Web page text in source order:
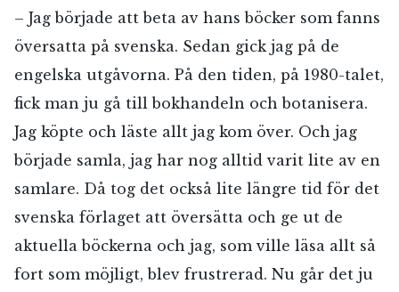
– Jag började att beta av hans böcker som fanns
översatta på svenska. Sedan gick jag på de
engelska utgåvorna. På den tiden, på 1980-talet,
fick man ju gå till bokhandeln och botanisera.
Jag köpte och läste allt jag kom över. Och jag
började samla, jag har nog alltid varit lite av en
samlare. Då tog det också lite längre tid för det
svenska förlaget att översätta och ge ut de
aktuella böckerna och jag, som ville läsa allt så
fort som möjligt, blev frustrerad. Nu går det ju